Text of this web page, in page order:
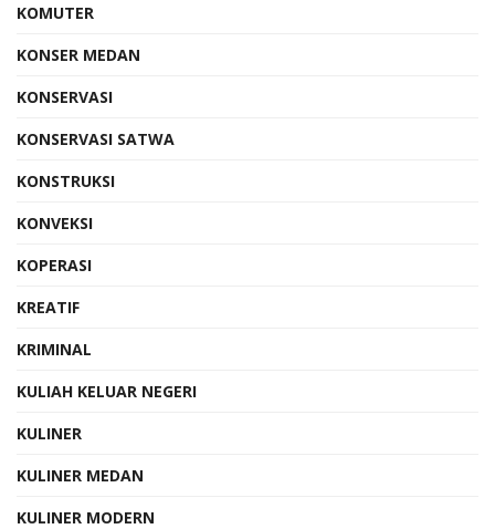
KOMUTER
KONSER MEDAN
KONSERVASI
KONSERVASI SATWA
KONSTRUKSI
KONVEKSI
KOPERASI
KREATIF
KRIMINAL
KULIAH KELUAR NEGERI
KULINER
KULINER MEDAN
KULINER MODERN